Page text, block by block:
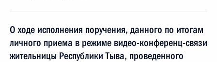
О ходе исполнения поручения, данного по итогам
личного приема в режиме видео-конференц-связи
жительницы Республики Тыва, проведенного